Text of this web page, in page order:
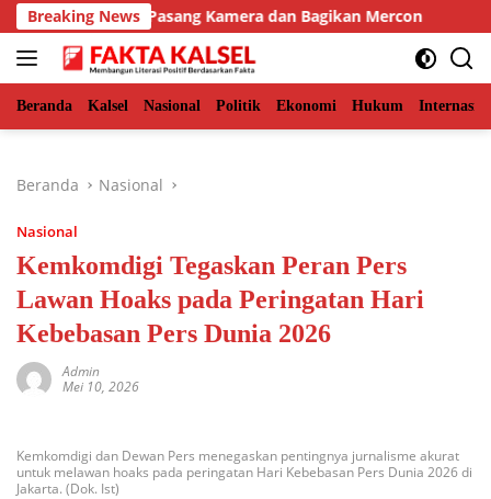
Langsung
ke
konten
Breaking News
BKSDA Pasang Kamera dan Bagikan Mercon
Beranda Kalsel Nasional Politik Ekonomi Hukum
Beranda Nasional
Nasional
Kemkomdigi Tegaskan Peran Pers
Lawan Hoaks pada Peringatan Hari
Kebebasan Pers Dunia 2026
Admin
Mei 10, 2026
Kemkomdigi dan Dewan Pers menegaskan pentingnya jurnalisme akurat
untuk melawan hoaks pada peringatan Hari Kebebasan Pers Dunia 2026 di
Jakarta. (Dok. Ist)